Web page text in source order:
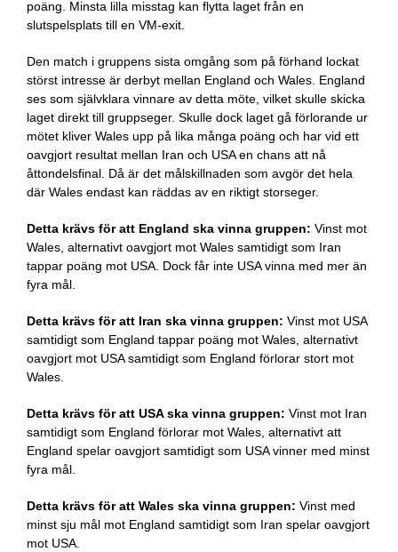
poäng. Minsta lilla misstag kan flytta laget från en
slutspelsplats till en VM-exit.
Den match i gruppens sista omgång som på förhand lockat
störst intresse är derbyt mellan England och Wales. England
ses som självklara vinnare av detta möte, vilket skulle skicka
laget direkt till gruppseger. Skulle dock laget gå förlorande ur
mötet kliver Wales upp på lika många poäng och har vid ett
oavgjort resultat mellan Iran och USA en chans att nå
åttondelsfinal. Då är det målskillnaden som avgör det hela
där Wales endast kan räddas av en riktigt storseger.
Detta krävs för att England ska vinna gruppen: Vinst mot
Wales, alternativt oavgjort mot Wales samtidigt som Iran
tappar poäng mot USA. Dock får inte USA vinna med mer än
fyra mål.
Detta krävs för att Iran ska vinna gruppen: Vinst mot USA
samtidigt som England tappar poäng mot Wales, alternativt
oavgjort mot USA samtidigt som England förlorar stort mot
Wales.
Detta krävs för att USA ska vinna gruppen: Vinst mot Iran
samtidigt som England förlorar mot Wales, alternativt att
England spelar oavgjort samtidigt som USA vinner med minst
fyra mål.
Detta krävs för att Wales ska vinna gruppen: Vinst med
minst sju mål mot England samtidigt som Iran spelar oavgjort
mot USA.